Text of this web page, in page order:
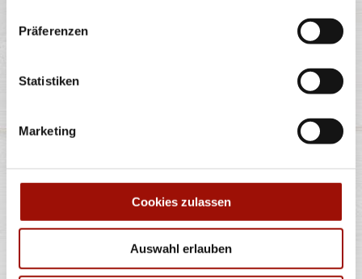
Präferenzen
Statistiken
Marketing
Cookies zulassen
Auswahl erlauben
Spaghetti oder Penne, Käsesahnesauce, Champignons,
Gran Moravia (Hartkäse),...mehr
12,40 €